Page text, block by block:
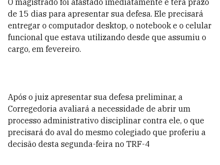
O magistrado foi afastado imediatamente e terá prazo
de 15 dias para apresentar sua defesa. Ele precisará
entregar o computador desktop, o notebook e o celular
funcional que estava utilizando desde que assumiu o
cargo, em fevereiro.
Após o juiz apresentar sua defesa preliminar, a
Corregedoria avaliará a necessidade de abrir um
processo administrativo disciplinar contra ele, o que
precisará do aval do mesmo colegiado que proferiu a
decisão desta segunda-feira no TRF-4